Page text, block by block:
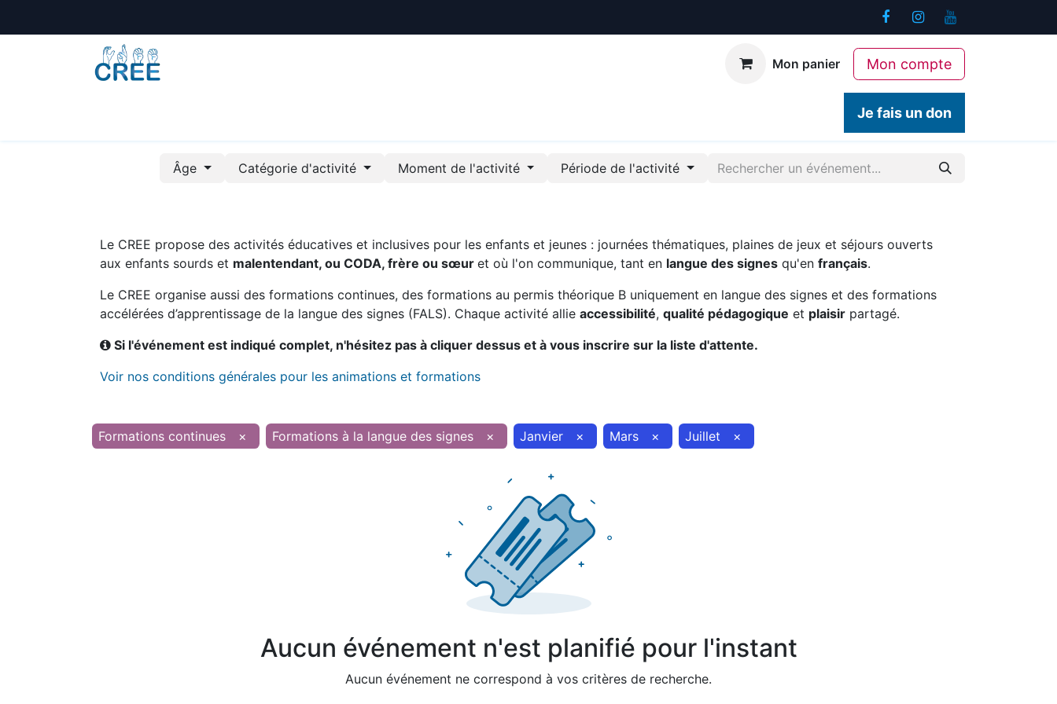
Mon panier Mon compte
Je fais un don
Âge Catégorie d'activité Moment de l'activité Période de l'activité
Le CREE propose des activités éducatives et inclusives pour les enfants et jeunes : journées thématiques, plaines de jeux et séjours ouverts
aux enfants sourds et malentendant, ou CODA, frère ou sœur et où l'on communique, tant en langue des signes qu'en français.
Le CREE organise aussi des formations continues, des formations au permis théorique B uniquement en langue des signes et des formations
accélérées d’apprentissage de la langue des signes (FALS). Chaque activité allie accessibilité, qualité pédagogique et plaisir partagé.
Si l'événement est indiqué complet, n'hésitez pas à cliquer dessus et à vous inscrire sur la liste d'attente.
Voir nos conditions générales pour les animations et formations
Formations continues × Formations à la langue des signes × Janvier × Mars × Juillet ×
Aucun événement n'est planifié pour l'instant
Aucun événement ne correspond à vos critères de recherche.